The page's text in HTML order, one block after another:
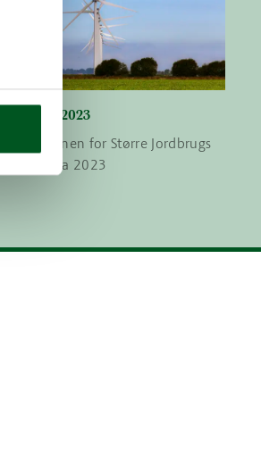
2023
her Sektionen for Større Jordbrugs
fra 2023